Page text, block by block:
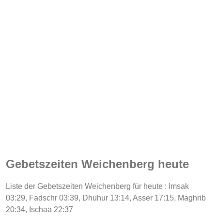
Gebetszeiten Weichenberg heute
Liste der Gebetszeiten Weichenberg für heute : Imsak
03:29, Fadschr 03:39, Dhuhur 13:14, Asser 17:15, Maghrib
20:34, Ischaa 22:37